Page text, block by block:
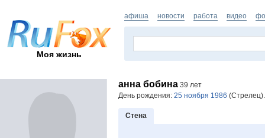
Моя жизнь
афиша новости работа видео
анна бобина 39 лет
День рождения: 25 ноября 1986
Стена